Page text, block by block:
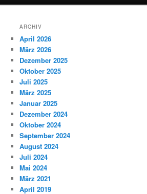
ARCHIV
April 2026
März 2026
Dezember 2025
Oktober 2025
Juli 2025
März 2025
Januar 2025
Dezember 2024
Oktober 2024
September 2024
August 2024
Juli 2024
Mai 2024
März 2021
April 2019